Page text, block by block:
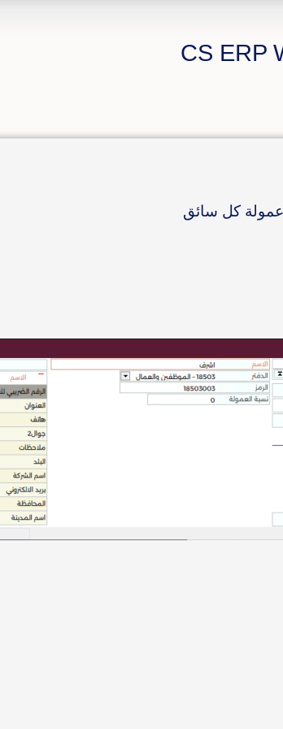
عمولة كل سائق